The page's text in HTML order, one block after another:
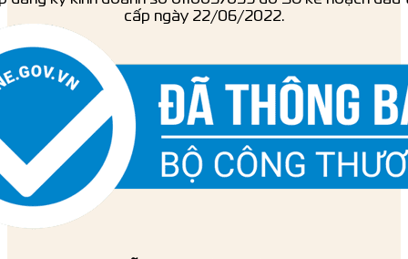
cấp ngày 22/06/2022.